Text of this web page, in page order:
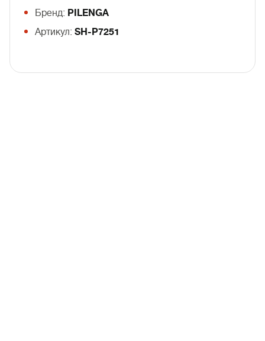
Бренд: PILENGA
Артикул: SH-P7251